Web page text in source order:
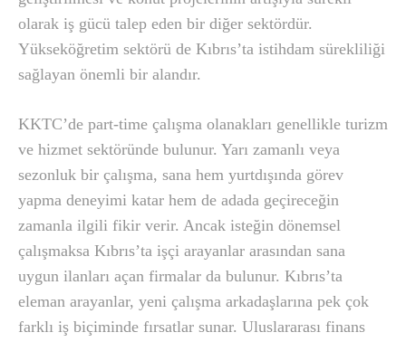
olarak iş gücü talep eden bir diğer sektördür.
Yükseköğretim sektörü de Kıbrıs’ta istihdam sürekliliği
sağlayan önemli bir alandır.
KKTC’de part-time çalışma olanakları genellikle turizm
ve hizmet sektöründe bulunur. Yarı zamanlı veya
sezonluk bir çalışma, sana hem yurtdışında görev
yapma deneyimi katar hem de adada geçireceğin
zamanla ilgili fikir verir. Ancak isteğin dönemsel
çalışmaksa Kıbrıs’ta işçi arayanlar arasından sana
uygun ilanları açan firmalar da bulunur. Kıbrıs’ta
eleman arayanlar, yeni çalışma arkadaşlarına pek çok
farklı iş biçiminde fırsatlar sunar. Uluslararası finans